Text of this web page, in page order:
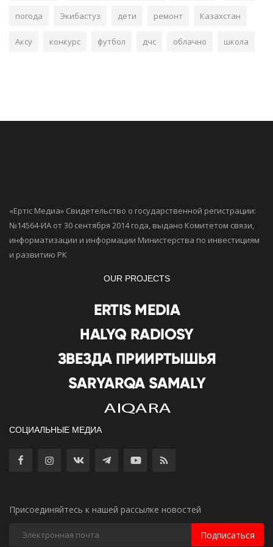
погода Экибастуз дети ремонт Казахстан
Аксу конкурс футбол дчс облачно школа
«Ертiс Медиа» Свидетельство о государственной регистрации:
№14564-ИА от 30 сентября 2014 года, выдано Комитетом связи,
информатизации и информации Министерства по инвестициям
и развитию РК
OUR PROJECTS
СОЦИАЛЬНЫЕ МЕДИА
Присоединяйтесь к нашей рассылке новостей
Подписаться